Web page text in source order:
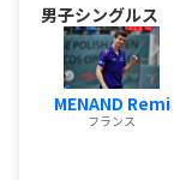
男子シングルス
MENAND Remi
フランス